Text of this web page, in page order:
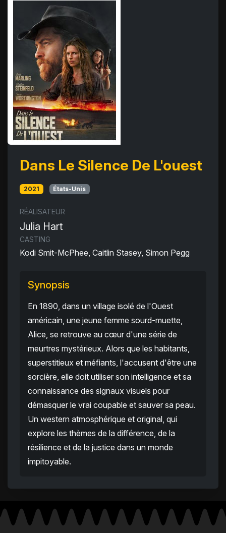
Dans Le Silence De L'ouest
2021 États-Unis
RÉALISATEUR
Julia Hart
CASTING
Kodi Smit-McPhee, Caitlin Stasey, Simon Pegg
Synopsis
En 1890, dans un village isolé de l'Ouest
américain, une jeune femme sourd-muette,
Alice, se retrouve au cœur d'une série de
meurtres mystérieux. Alors que les habitants,
superstitieux et méfiants, l'accusent d'être une
sorcière, elle doit utiliser son intelligence et sa
connaissance des signaux visuels pour
démasquer le vrai coupable et sauver sa peau.
Un western atmosphérique et original, qui
explore les thèmes de la différence, de la
résilience et de la justice dans un monde
impitoyable.